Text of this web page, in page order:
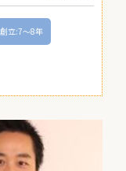
創立:7〜8年